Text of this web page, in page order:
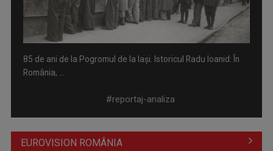
85 de ani de la Pogromul de la Iași. Istoricul Radu Ioanid: În
România, ...